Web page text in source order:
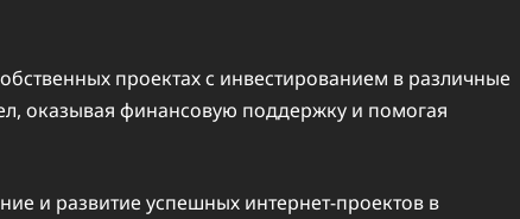
проектах с инвестированием в различные
оказывая финансовую поддержку и помогая
и развитие успешных интернет-проектов в